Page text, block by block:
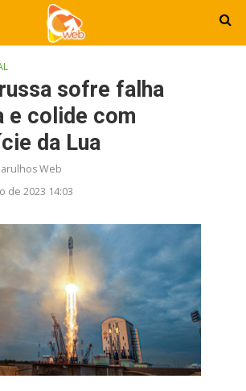
sofre falha
e colide com
da Lua
Web
de 2023 14:03